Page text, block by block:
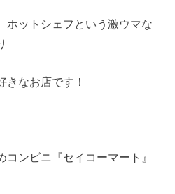
ホットシェフという激ウマな
きなお店です！
ンビニ『セイコーマート』